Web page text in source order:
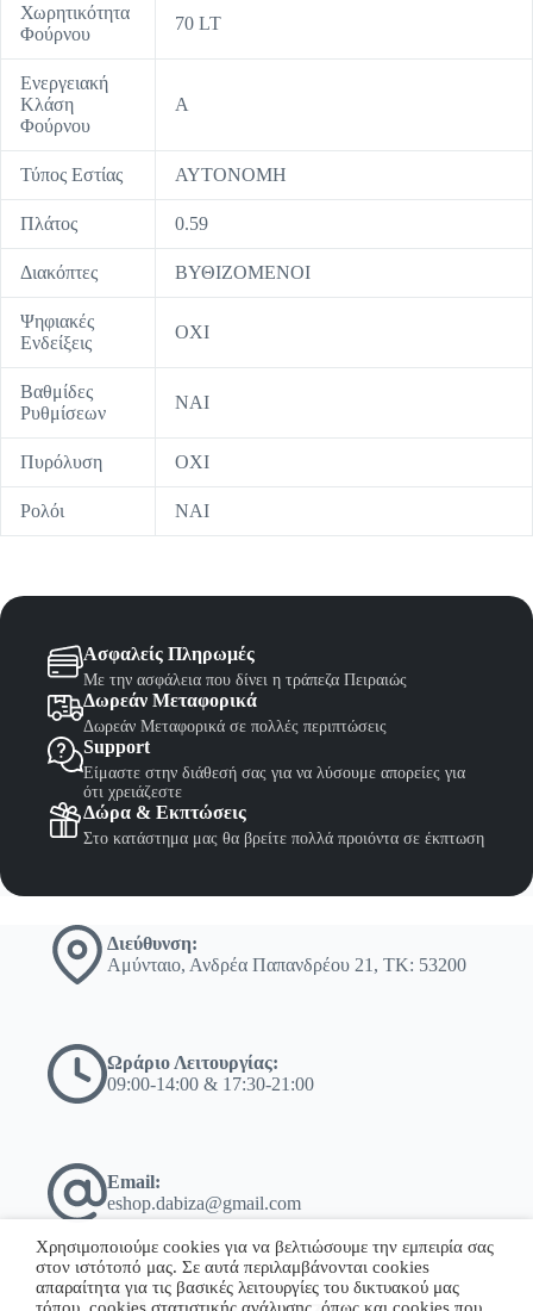
Χωρητικότητα
Φούρνου
70 LT
Ενεργειακή
Κλάση
Φούρνου
A
Τύπος Εστίας ΑΥΤΟΝΟΜΗ
Πλάτος 0.59
Διακόπτες ΒΥΘΙΖΟΜΕΝΟΙ
Ψηφιακές
Ενδείξεις
ΟΧΙ
Βαθμίδες
Ρυθμίσεων
ΝΑΙ
Πυρόλυση ΟΧΙ
Ρολόι ΝΑΙ
Ασφαλείς Πληρωμές
Με την ασφάλεια που δίνει η τράπεζα Πειραιώς
Δωρεάν Μεταφορικά
Δωρεάν Μεταφορικά σε πολλές περιπτώσεις
Support
Είμαστε στην διάθεσή σας για να λύσουμε απορείες για
ότι χρειάζεστε
Δώρα & Εκπτώσεις
Στο κατάστημα μας θα βρείτε πολλά προιόντα σε έκπτωση
Διεύθυνση:
Αμύνταιο, Ανδρέα Παπανδρέου 21, ΤΚ: 53200
Ωράριο Λειτουργίας:
09:00-14:00 & 17:30-21:00
Email:
eshop.dabiza@gmail.com
Χρησιμοποιούμε cookies για να βελτιώσουμε την εμπειρία σας
στον ιστότοπό μας. Σε αυτά περιλαμβάνονται cookies
απαραίτητα για τις βασικές λειτουργίες του δικτυακού μας